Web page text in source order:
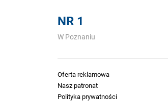
NR 1
W Poznaniu
Oferta reklamowa
Nasz patronat
Polityka prywatności